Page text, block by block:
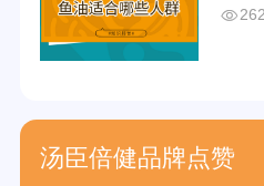
分享量
参与榜单数
汤臣倍健品牌点赞